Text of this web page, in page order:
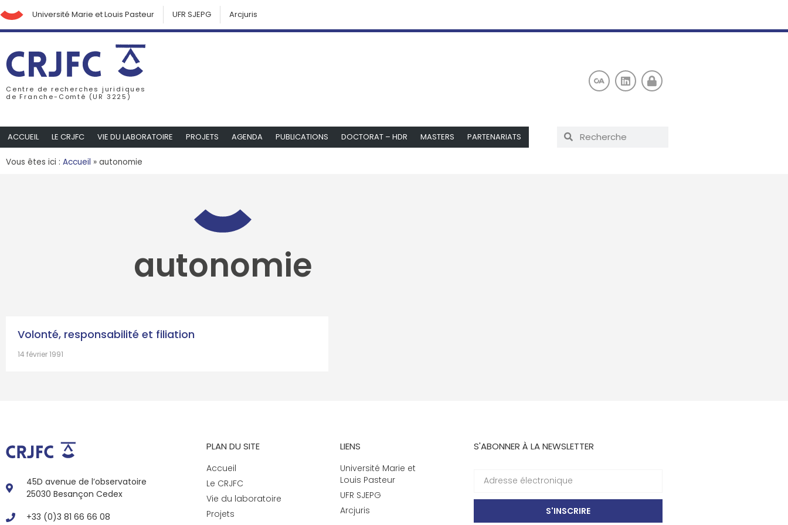
Université Marie et Louis Pasteur UFR SJEPG Arcjuris
Centre de recherches juridiques
de Franche-Comté (UR 3225)
ACCUEIL LE CRJFC VIE DU LABORATOIRE PROJETS AGENDA PUBLICATIONS DOCTORAT – HDR MASTERS PARTENARIATS
Vous êtes ici : Accueil » autonomie
autonomie
Volonté, responsabilité et filiation
14 février 1991
45D avenue de l’observatoire
25030 Besançon Cedex
+33 (0)3 81 66 66 08
PLAN DU SITE
Accueil
Le CRJFC
Vie du laboratoire
Projets
LIENS
Université Marie et
Louis Pasteur
UFR SJEPG
Arcjuris
S'ABONNER À LA NEWSLETTER
S'INSCRIRE